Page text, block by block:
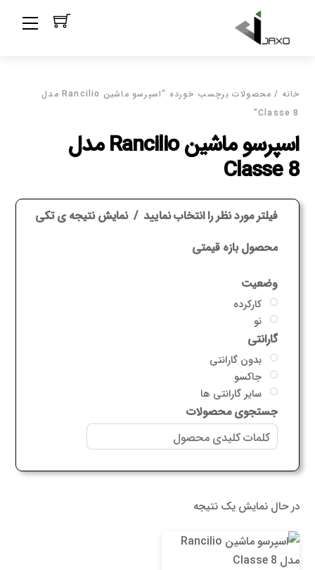
content
خانه / محصولات برچسب خورده “اسپرسو ماشین Rancilio مدل
Classe 8”
اسپرسو ماشین Rancilio مدل
Classe 8
فیلتر مورد نظر را انتخاب نمایید نمایش نتیجه ی تکی
محصول بازه قیمتی
وضعیت
کارکرده
نو
گارانتی
بدون گارانتی
جاکسو
سایر گارانتی ها
جستجوی محصولات
در حال نمایش یک نتیجه